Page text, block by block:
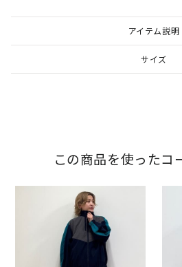
アイテム説明
サイズ
この商品を使ったコ